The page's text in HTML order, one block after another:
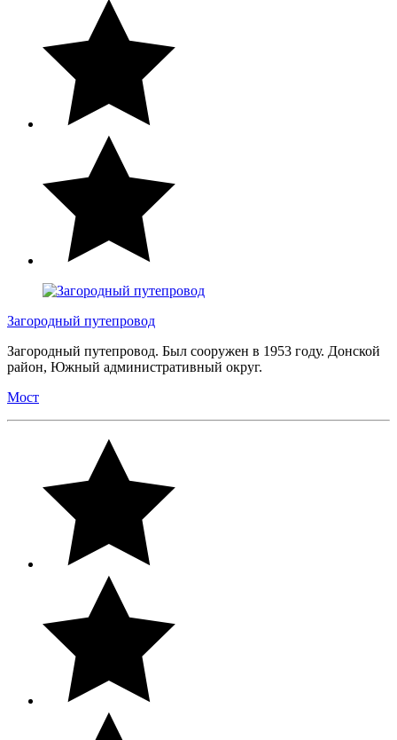
Загородный путепровод
Загородный путепровод. Был сооружен в 1953 году. Донской
район, Южный административный округ.
Мост